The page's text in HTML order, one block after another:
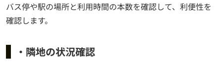
バス停や駅の場所と利用時間の本数を確認して、利便性を
確認します。
・隣地の状況確認